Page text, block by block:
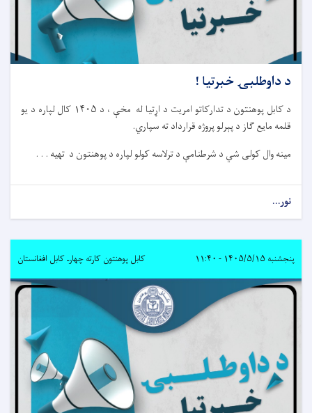
د داوطلبۍ خبرتیا !
د کابل پوهنتون د تدارکاتو امریت د اړتیا له مخې ، د ۱۴۰۵ کال لپاره د یو
قلمه مایع ګاز د پېرلو پروژه قرارداد ته سپاري.
مینه وال کولی شي د شرطنامې د ترلاسه کولو لپاره د پوهنتون د تهیه . . .
نور...
پنجشنبه ۱۴۰۵/۵/۱۵ - ۱۱:۴۰ کابل پوهنتون کارته چهارـ کابل افغانستان